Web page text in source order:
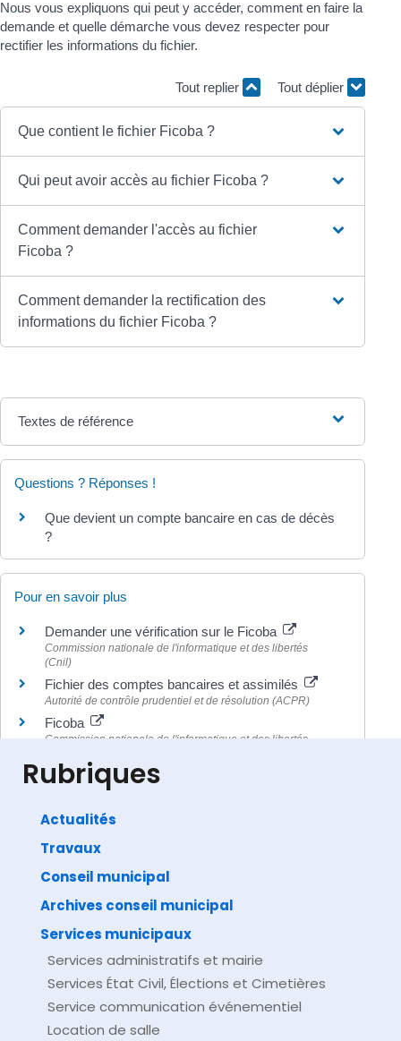
Nous vous expliquons qui peut y accéder, comment en faire la
demande et quelle démarche vous devez respecter pour
rectifier les informations du fichier.
Tout replier Tout déplier
Que contient le fichier Ficoba ?
Qui peut avoir accès au fichier Ficoba ?
Comment demander l'accès au fichier
Ficoba ?
Comment demander la rectification des
informations du fichier Ficoba ?
Textes de référence
Questions ? Réponses !
Que devient un compte bancaire en cas de décès
?
Pour en savoir plus
Demander une vérification sur le Ficoba
Commission nationale de l'informatique et des libertés
(Cnil)
Fichier des comptes bancaires et assimilés
Autorité de contrôle prudentiel et de résolution (ACPR)
Ficoba
Commission nationale de l'informatique et des libertés
Direction de l'information légale et administrative
Rubriques
Actualités
Travaux
Conseil municipal
Archives conseil municipal
Services municipaux
Services administratifs et mairie
Services État Civil, Élections et Cimetières
Service communication événementiel
Location de salle